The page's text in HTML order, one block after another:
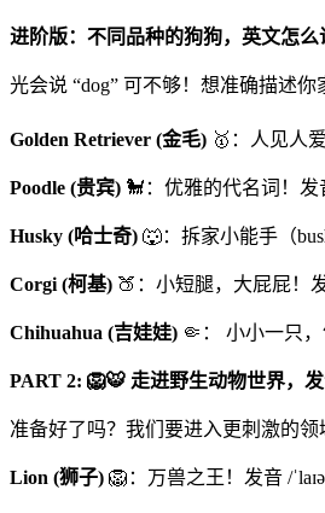
进阶版：不同品种的狗狗，英文怎么
光会说 “dog” 可不够！想准确描述
Golden Retriever (金毛) 🥇：人见人
Poodle (贵宾) 🐩：优雅的代名词！发
Husky (哈士奇) 🐺：拆家小能手（
Corgi (柯基) 🍑：小短腿，大屁屁！
Chihuahua (吉娃娃) 🤏： 小小一只，
PART 2: 🦁🐯 走进野生动物世界，发
准备好了吗？我们要进入更刺激的
Lion (狮子) 🦁：万兽之王！发音 /